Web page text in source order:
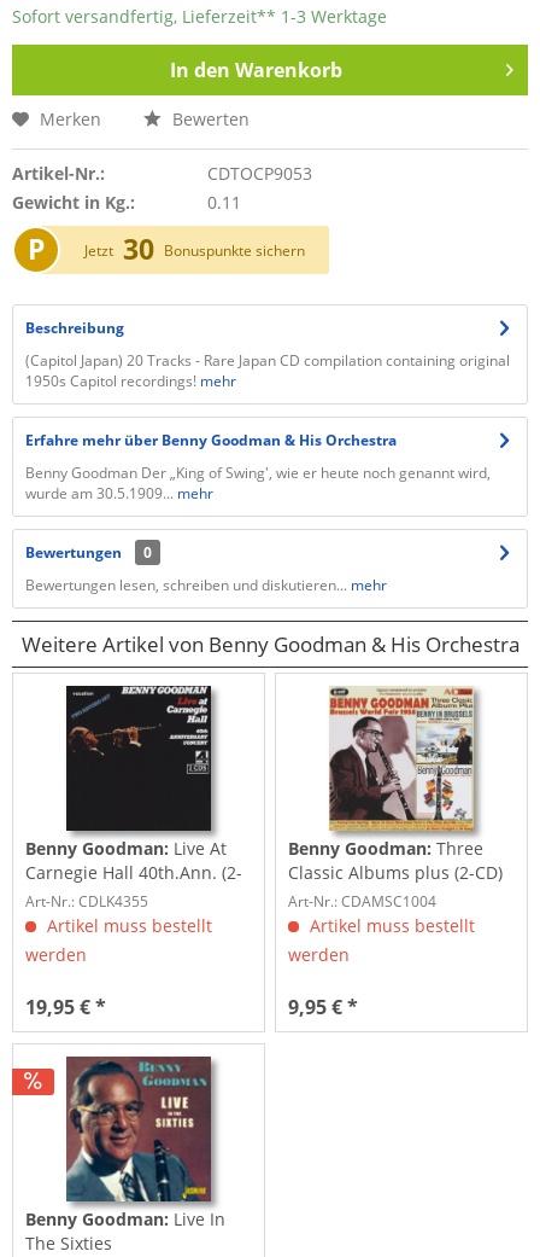
Sofort versandfertig, Lieferzeit** 1-3 Werktage
In den Warenkorb
Merken Bewerten
Artikel-Nr.:
CDTOCP9053
Gewicht in Kg.:
0.11
P Jetzt 30 Bonuspunkte sichern
Beschreibung
(Capitol Japan) 20 Tracks - Rare Japan CD compilation containing original
1950s Capitol recordings! mehr
Erfahre mehr über Benny Goodman & His Orchestra
Benny Goodman Der „King of Swing', wie er heute noch genannt wird,
wurde am 30.5.1909... mehr
Bewertungen
0
Bewertungen lesen, schreiben und diskutieren... mehr
Weitere Artikel von Benny Goodman & His Orchestra
Benny Goodman: Live At
Carnegie Hall 40th.Ann. (2-
CD)
Art-Nr.: CDLK4355
Artikel muss bestellt
werden
19,95 € *
Benny Goodman:Three
Classic Albums plus (2-CD)
Art-Nr.: CDAMSC1004
Artikel muss bestellt
werden
9,95 € *
Benny Goodman: Live In
The Sixties